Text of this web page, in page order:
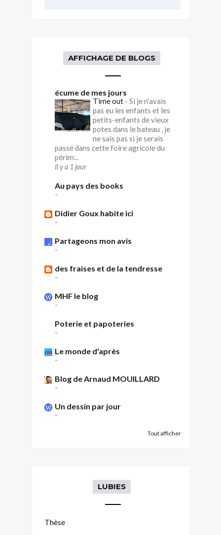
AFFICHAGE DE BLOGS
écume de mes jours
Time out - Si je n'avais
pas eu les enfants et les
petits-enfants de vieux
potes dans le bateau , je
ne sais pas si je serais
passé dans cette foire agricole du
périm...
Il y a 1 jour
Au pays des books
-
Didier Goux habite ici
-
Partageons mon avis
-
des fraises et de la tendresse
-
MHF le blog
-
Poterie et papoteries
-
Le monde d'après
-
Blog de Arnaud MOUILLARD
-
Un dessin par jour
-
Tout afficher
LUBIES
Thèse